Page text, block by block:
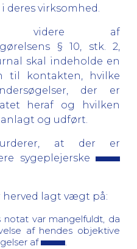
virksomhed.
videre af
§ 10, stk. 2,
skal indeholde en
til kontakten, hvilke
der er
heraf og hvilken
og udført.
at der er
sygeplejerske
lagt vægt på:
notat var mangelfuldt, da
af hendes objektive
af